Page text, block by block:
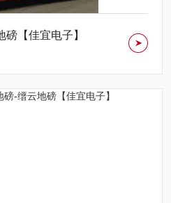
【佳宜电子】